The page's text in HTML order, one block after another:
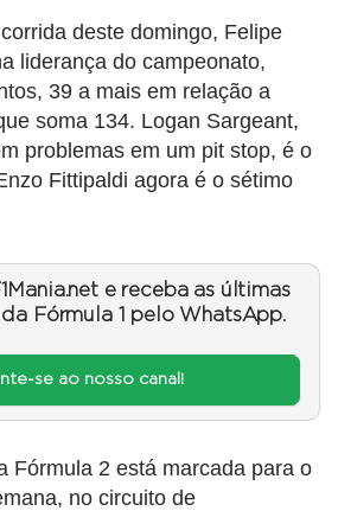
deste domingo, Felipe
liderança do campeonato,
39 a mais em relação a
soma 134. Logan Sargeant,
problemas em um pit stop, é o
Fittipaldi agora é o sétimo
e receba as últimas
Fórmula 1 pelo WhatsApp.
se ao nosso canal!
Fórmula 2 está marcada para o
no circuito de